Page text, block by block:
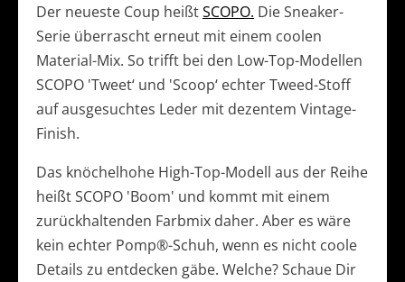
Der neueste Coup heißtSCOPO. Die Sneaker-
Serie überrascht erneut mit einem coolen
Material-Mix. So trifft bei den Low-Top-Modellen
SCOPO 'Tweet‘ und 'Scoop‘ echter Tweed-Stoff
auf ausgesuchtes Leder mit dezentem Vintage-
Finish.
Das knöchelhohe High-Top-Modell aus der Reihe
heißt SCOPO 'Boom' und kommt mit einem
zurückhaltenden Farbmix daher. Aber es wäre
kein echter Pomp®-Schuh, wenn es nicht coole
Details zu entdecken gäbe. Welche? Schaue Dir